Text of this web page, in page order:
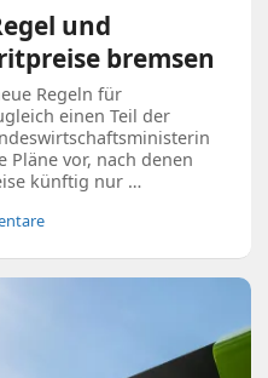
und
bremsen
Regeln für
einen Teil der
Pläne vor, nach denen
künftig nur …